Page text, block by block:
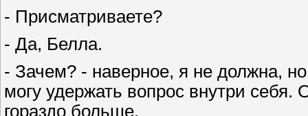
- Присматриваете?
- Да, Белла.
- Зачем? - наверное, я не должна,
могу удержать вопрос внутри
гораздо больше.